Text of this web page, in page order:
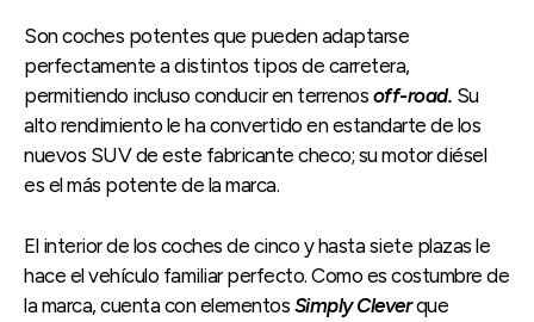
Son coches potentes que pueden adaptarse
perfectamente a distintos tipos de carretera,
permitiendo incluso conducir en terrenos off-road. Su
alto rendimiento le ha convertido en estandarte de los
nuevos SUV de este fabricante checo; su motor diésel
es el más potente de la marca.
El interior de los coches de cinco y hasta siete plazas le
hace el vehículo familiar perfecto. Como es costumbre de
la marca, cuenta con elementos Simply Cleverque